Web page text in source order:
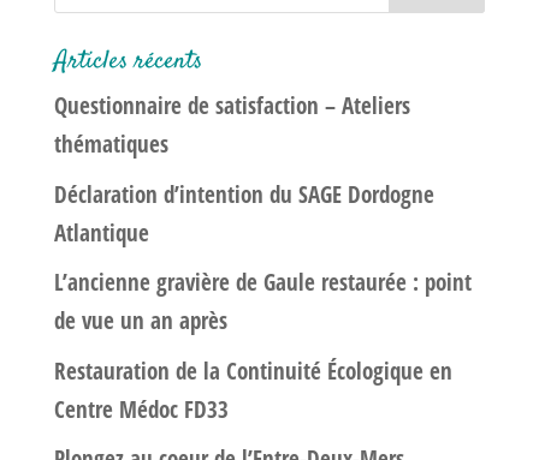
Articles récents
Questionnaire de satisfaction – Ateliers
thématiques
Déclaration d’intention du SAGE Dordogne
Atlantique
L’ancienne gravière de Gaule restaurée : point
de vue un an après
Restauration de la Continuité Écologique en
Centre Médoc FD33